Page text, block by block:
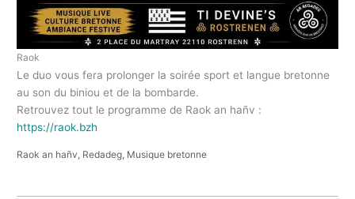
Raok
Le duo vous fera prolonger la soirée sport et langue bretonne
au son du biniou et de la bombarde.
Retrouvez tout le programme de Raok an hañv :
https://raok.bzh
Raok an hañv, Redadeg, Musique bretonne